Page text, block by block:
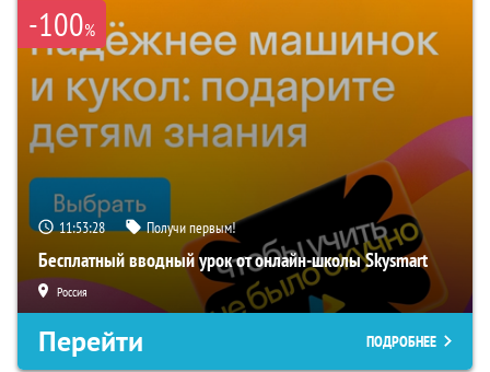
-100%
11:53:27 Получи первым!
Бесплатный вводный урок от онлайн-школы Skysmart
Россия
Перейти ПОДРОБНЕЕ